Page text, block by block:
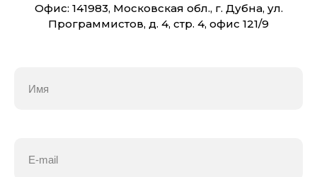
Офис: 141983, Московская обл., г. Дубна, ул.
Программистов, д. 4, стр. 4, офис 121/9